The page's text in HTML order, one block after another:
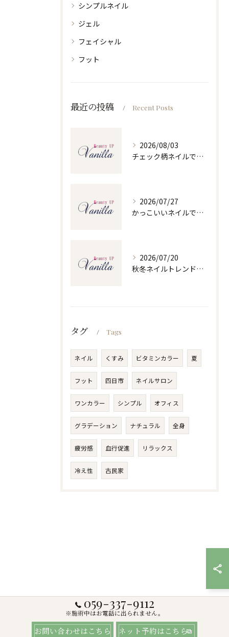
シンプルネイル
ジェル
フェイシャル
フット
最近の投稿 Recent Posts
2026/08/03
チェック柄ネイルで人気ネイルを大人可愛くセルフで仕上げるコツと季節別デザイン集
2026/07/27
かっこいいネイルで人気ネイルを三重県四日市市和無田町で楽しむポイント
2026/07/20
秋冬ネイルトレンドで人気ネイルを大人上品に楽しむ旬デザイン実践ガイド
タグ Tags
ネイル くすみ ビタミンカラー 夏
フット 四日市 ネイルサロン
ワンカラー シンプル オフィス
グラデーション ナチュラル 全身
疲労感 血行促進 リラックス
冷え性 古民家
059-337-9112
※施術中はお電話に出られません。
お問い合わせはこちら ネット予約はこちら